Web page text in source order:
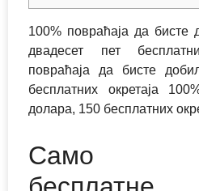
100% повраћаја да бисте
двадесет пет
повраћаја да бисте
бесплатних окретаја
долара, 150 бесплатних
Само